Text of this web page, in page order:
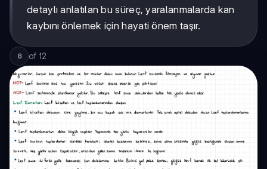
detaylı anlatılan bu süreç, yaralanmalarda kan
kaybını önlemek için hayati önem taşır.
8 of 12